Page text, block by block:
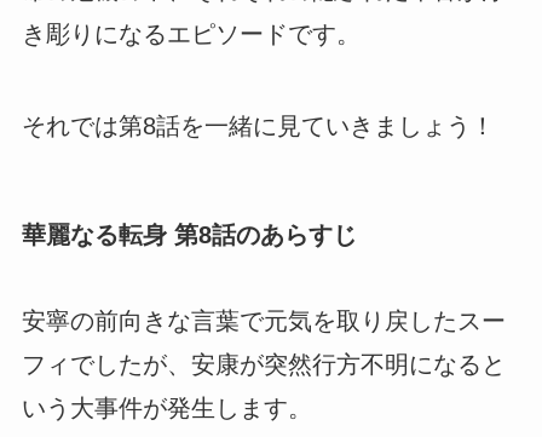
き彫りになるエピソードです。
それでは第8話を一緒に見ていきましょう！
華麗なる転身 第8話のあらすじ
安寧の前向きな言葉で元気を取り戻したスー
フィでしたが、安康が突然行方不明になると
いう大事件が発生します。